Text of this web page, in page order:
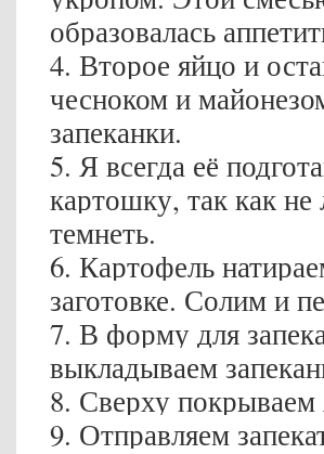
образовалась
4. Второе яйцо и
чесноком и
запеканки.
5. Я всегда её
картошку, так как
темнеть.
6. Картофель
заготовке. Солим и
7. В форму для
выкладываем
8. Сверху
9. Отправляем